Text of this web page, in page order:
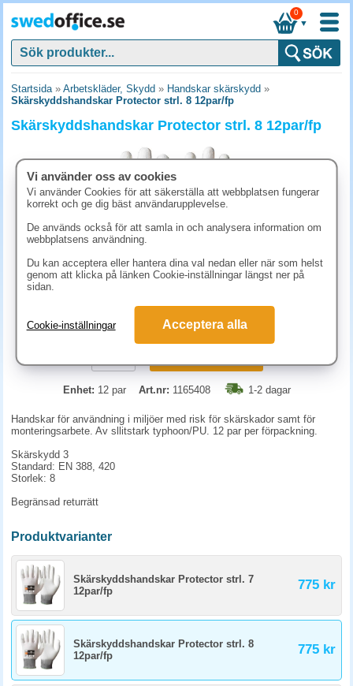
▼
0
Startsida» Arbetskläder, Skydd » Handskar skärskydd »
Skärskyddshandskar Protector strl. 8 12par/fp
Skärskyddshandskar Protector strl. 8 12par/fp
775 kr (inkl. moms)
Enhet: 12 par Art.nr: 1165408 1-2 dagar
Handskar för användning i miljöer med risk för skärskador samt för
monteringsarbete. Av sllitstark typhoon/PU. 12 par per förpackning.
Skärskydd 3
Standard: EN 388, 420
Storlek: 8
Begränsad returrätt
Produktvarianter
Skärskyddshandskar Protector strl. 7
12par/fp
775 kr
Skärskyddshandskar Protector strl. 8
12par/fp
775 kr
Vi använder oss av cookies
Vi använder Cookies för att säkerställa att webbplatsen fungerar
korrekt och ge dig bäst användarupplevelse.
De används också för att samla in och analysera information om
webbplatsens användning.
Du kan acceptera eller hantera dina val nedan eller när som helst
genom att klicka på länken Cookie-inställningar längst ner på
sidan.
Cookie-inställningar Acceptera alla